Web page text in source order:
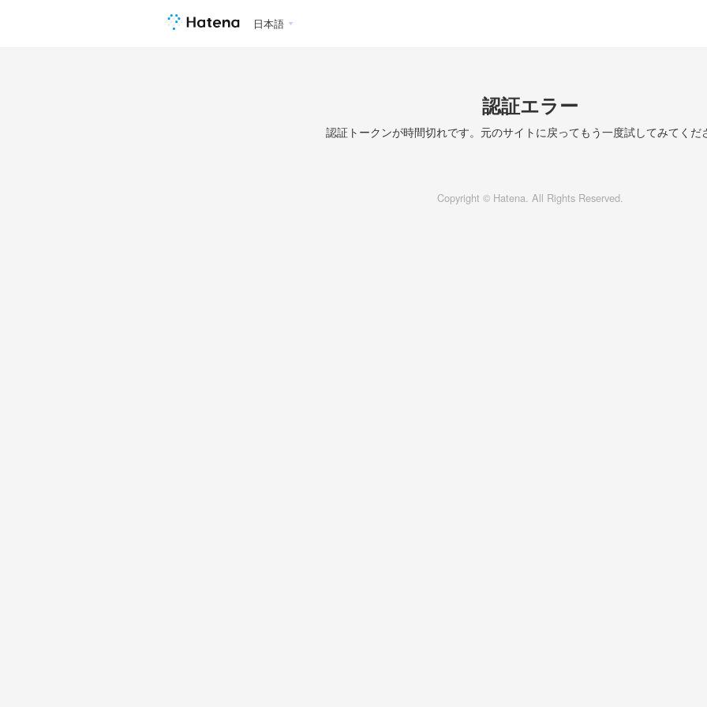
日本語
認証エラー
認証トークンが時間切れです。元のサイトに戻ってもう一度試してみてくだ
Copyright © Hatena. All Rights Reserved.